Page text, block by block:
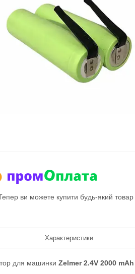
ви можете купити будь-який
Характеристики
для машинки Zelmer 2.4V 2000